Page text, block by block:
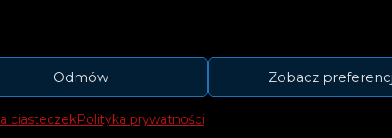
Odmów Zobacz
ciasteczekPolityka prywatności
„Don’t Wanna Hide” promującego
odbędzie się już 24 czerwca.
posłuchać fragment w aplikacji